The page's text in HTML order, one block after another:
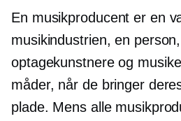
En musikproducent er en
musikindustrien, en
optagekunstnere og
måder, når de bringer
plade. Mens alle